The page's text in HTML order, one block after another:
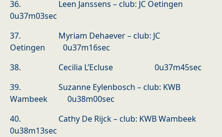
36. Leen Janssens – club: JC Oetingen
0u37m03sec
37. Myriam Dehaever – club: JC
Oetingen 0u37m16sec
38. Cecilia L’Ecluse 0u37m45sec
39. Suzanne Eylenbosch – club: KWB
Wambeek 0u38m00sec
40. Cathy De Rijck – club: KWB Wambeek
0u38m13sec